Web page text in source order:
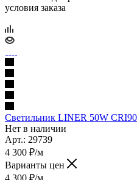
условия заказа
Светильник LINER 50W
Нет в наличии
Арт.: 29739
4 300 ₽/м
Варианты цен
4 300 ₽/м